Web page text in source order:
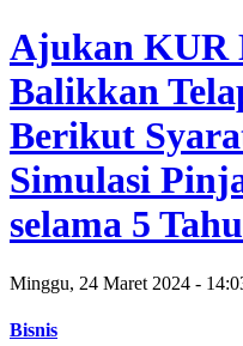
Ajukan KUR
Balikkan
Berikut
Simulasi
selama 5
Minggu, 24 Maret 2024 -
Bisnis